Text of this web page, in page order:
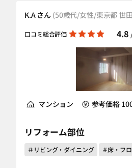
K.A さん (50歳代/女性/東京都 世田
口コミ総合評価 4.8
マンション 参考価格
リフォーム部位
＃リビング・ダイニング ＃床・フ